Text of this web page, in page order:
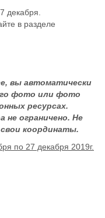
декабря.
в разделе
вы автоматически
фото или фото
ресурсах.
не ограничено. Не
координаты.
по 27 декабря 2019г.